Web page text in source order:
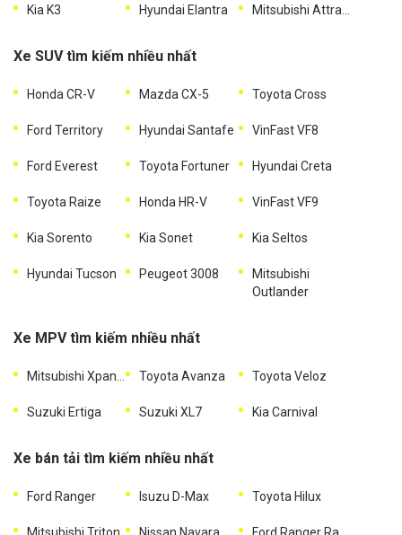
Kia K3 Hyundai Elantra Mitsubishi Attrage
Xe SUV tìm kiếm nhiều nhất
Honda CR-V Mazda CX-5 Toyota Cross
Ford Territory Hyundai Santafe VinFast VF8
Ford Everest Toyota Fortuner Hyundai Creta
Toyota Raize Honda HR-V VinFast VF9
Kia Sorento Kia Sonet Kia Seltos
Hyundai Tucson Peugeot 3008
Mitsubishi
Outlander
Xe MPV tìm kiếm nhiều nhất
Mitsubishi Xpander Toyota Avanza Toyota Veloz
Suzuki Ertiga Suzuki XL7 Kia Carnival
Xe bán tải tìm kiếm nhiều nhất
Ford Ranger Isuzu D-Max Toyota Hilux